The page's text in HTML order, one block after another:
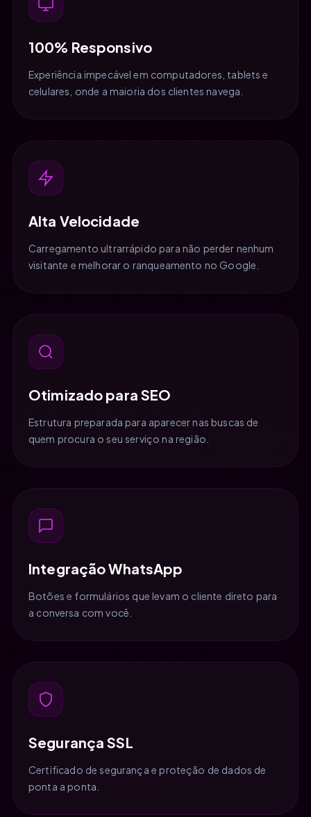
100% Responsivo
Experiência impecável em computadores, tablets e
celulares, onde a maioria dos clientes navega.
Alta Velocidade
Carregamento ultrarrápido para não perder nenhum
visitante e melhorar o ranqueamento no Google.
Otimizado para SEO
Estrutura preparada para aparecer nas buscas de
quem procura o seu serviço na região.
Integração WhatsApp
Botões e formulários que levam o cliente direto para
a conversa com você.
Segurança SSL
Certificado de segurança e proteção de dados de
ponta a ponta.